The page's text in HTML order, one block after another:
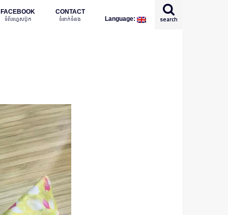
search
FACEBOOK
ទំព័រហ្វេសប៊ុក
CONTACT
ទំនាក់ទំនង Language: